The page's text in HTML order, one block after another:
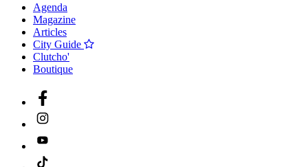
Agenda
Magazine
Articles
City Guide
Clutcho'
Boutique